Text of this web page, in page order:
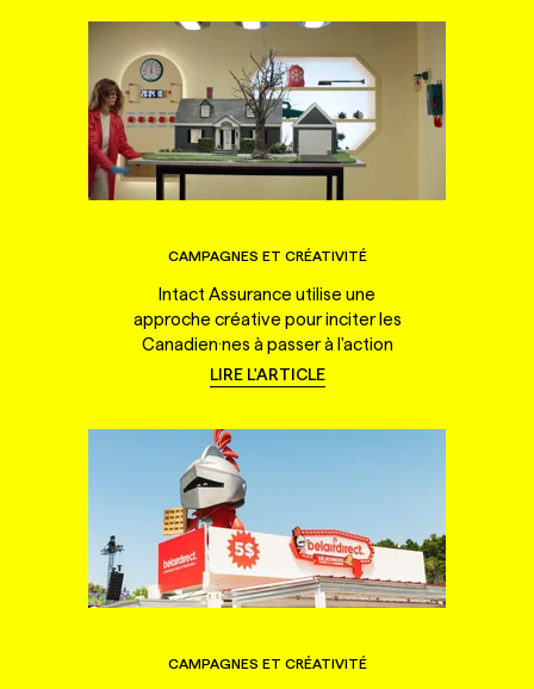
CAMPAGNES ET CRÉATIVITÉ
Intact Assurance utilise une
approche créative pour inciter les
Canadien·nes à passer à l'action
LIRE L'ARTICLE
CAMPAGNES ET CRÉATIVITÉ